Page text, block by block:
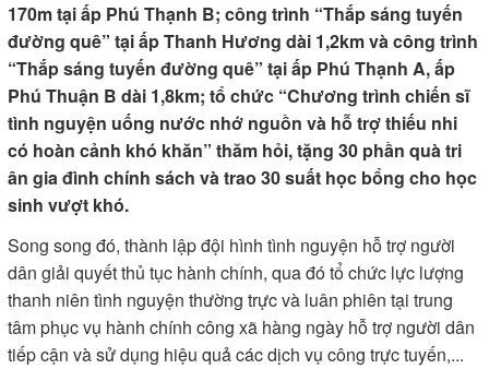
170m tại ấp Phú Thạnh B; công trình “Thắp sáng tuyến
đường quê” tại ấp Thanh Hương dài 1,2km và công trình
“Thắp sáng tuyến đường quê” tại ấp Phú Thạnh A, ấp
Phú Thuận B dài 1,8km; tổ chức “Chương trình chiến sĩ
tình nguyện uống nước nhớ nguồn và hỗ trợ thiếu nhi
có hoàn cảnh khó khăn” thăm hỏi, tặng 30 phần quà tri
ân gia đình chính sách và trao 30 suất học bổng cho học
sinh vượt khó.
Song song đó, thành lập đội hình tình nguyện hỗ trợ người
dân giải quyết thủ tục hành chính, qua đó tổ chức lực lượng
thanh niên tình nguyện thường trực và luân phiên tại trung
tâm phục vụ hành chính công xã hàng ngày hỗ trợ người dân
tiếp cận và sử dụng hiệu quả các dịch vụ công trực tuyến,...